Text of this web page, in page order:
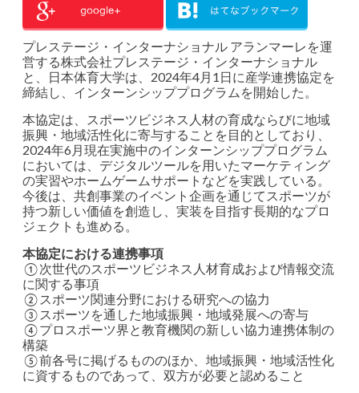
プレステージ・インターナショナル アランマーレを運
営する株式会社プレステージ・インターナショナル
と、日本体育大学は、2024年4月1日に産学連携協定を
締結し、インターンシッププログラムを開始した。
本協定は、スポーツビジネス人材の育成ならびに地域
振興・地域活性化に寄与することを目的としており、
2024年6月現在実施中のインターンシッププログラム
においては、デジタルツールを用いたマーケティング
の実習やホームゲームサポートなどを実践している。
今後は、共創事業のイベント企画を通じてスポーツが
持つ新しい価値を創造し、実装を目指す長期的なプロ
ジェクトも進める。
本協定における連携事項
①次世代のスポーツビジネス人材育成および情報交流
に関する事項
②スポーツ関連分野における研究への協力
③スポーツを通した地域振興・地域発展への寄与
④プロスポーツ界と教育機関の新しい協力連携体制の
構築
⑤前各号に掲げるもののほか、地域振興・地域活性化
に資するものであって、双方が必要と認めること